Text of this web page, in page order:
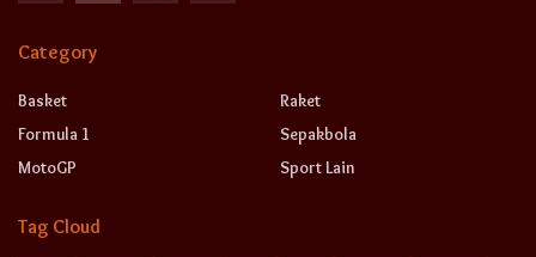
Category
Basket
Formula 1
MotoGP
Raket
Sepakbola
Sport Lain
Tag Cloud